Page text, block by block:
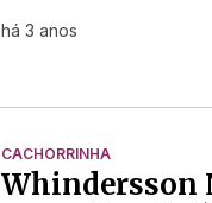
há 3 anos
CACHORRINHA
Whindersson